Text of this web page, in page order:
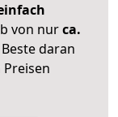
von nurca.
daran